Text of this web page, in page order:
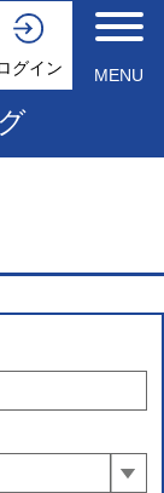
グイン MENU